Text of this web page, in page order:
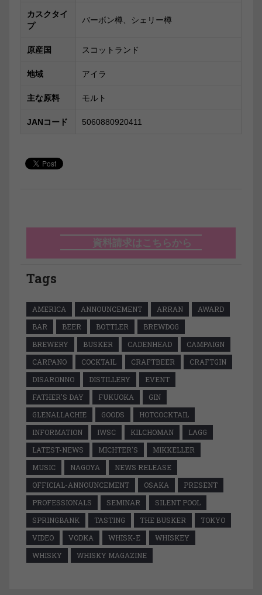
カスクタイ
プ
バーボン樽、シェリー樽
原産国 スコットランド
地域 アイラ
主な原料 モルト
JANコード 5060880920411
資料請求はこちらから
Tags
AMERICA ANNOUNCEMENT ARRAN
AWARD
BAR
BEER BOTTLER
BREWDOG
BREWERY
BUSKER CADENHEAD
CAMPAIGN
CARPANO
COCKTAIL CRAFTBEER
CRAFTGIN
DISARONNO
DISTILLERY
EVENT
FATHER'S DAY
FUKUOKA
GIN
GLENALLACHIE
GOODS
HOTCOCKTAIL
INFORMATION
IWSC KILCHOMAN
LAGG
LATEST-NEWS
MICHTER'S
MIKKELLER
MUSIC
NAGOYA
NEWS RELEASE
OFFICIAL-ANNOUNCEMENT
OSAKA
PRESENT
PROFESSIONALS
SEMINAR
SILENT POOL
SPRINGBANK
TASTING THE BUSKER
TOKYO
VIDEO
VODKA WHISK-E
WHISKEY
WHISKY
WHISKY MAGAZINE